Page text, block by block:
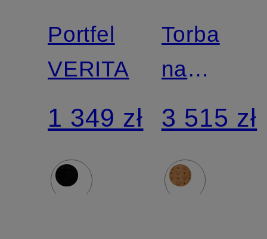
Portfel
VERITAS
1 349 zł
Torba
na
zakupy
LIZ z
3 515 zł